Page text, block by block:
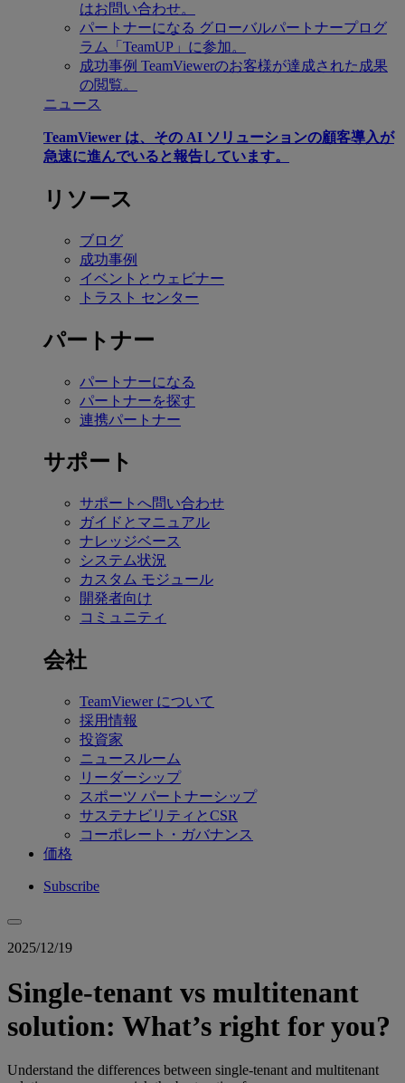
はお問い合わせ。
パートナーになる グローバルパートナープログ
ラム「TeamUP」に参加。
成功事例 TeamViewerのお客様が達成された成果
の閲覧。
ニュース
TeamViewer は、その AI ソリューションの顧客導入が
急速に進んでいると報告しています。
リソース
ブログ
成功事例
イベントとウェビナー
トラスト センター
パートナー
パートナーになる
パートナーを探す
連携パートナー
サポート
サポートへ問い合わせ
ガイドとマニュアル
ナレッジベース
システム状況
カスタム モジュール
開発者向け
コミュニティ
会社
TeamViewer について
採用情報
投資家
ニュースルーム
リーダーシップ
スポーツ パートナーシップ
サステナビリティとCSR
コーポレート・ガバナンス
価格
Subscribe
2025/12/19
Single-tenant vs multitenant
solution: What’s right for you?
Understand the differences between single-tenant and multitenant